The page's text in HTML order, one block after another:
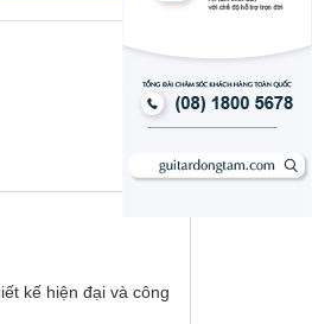
kế hiện đại và công